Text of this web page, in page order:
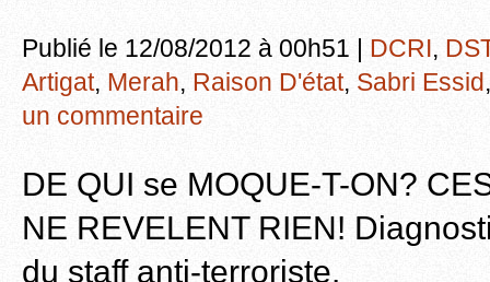
Publié le 12/08/2012 à 00h51 | DCRI,
Artigat, Merah, Raison D'état, Sabri Essid
un commentaire
DE QUI se MOQUE-T-ON?
NE REVELENT RIEN!
du staff anti-terroriste.